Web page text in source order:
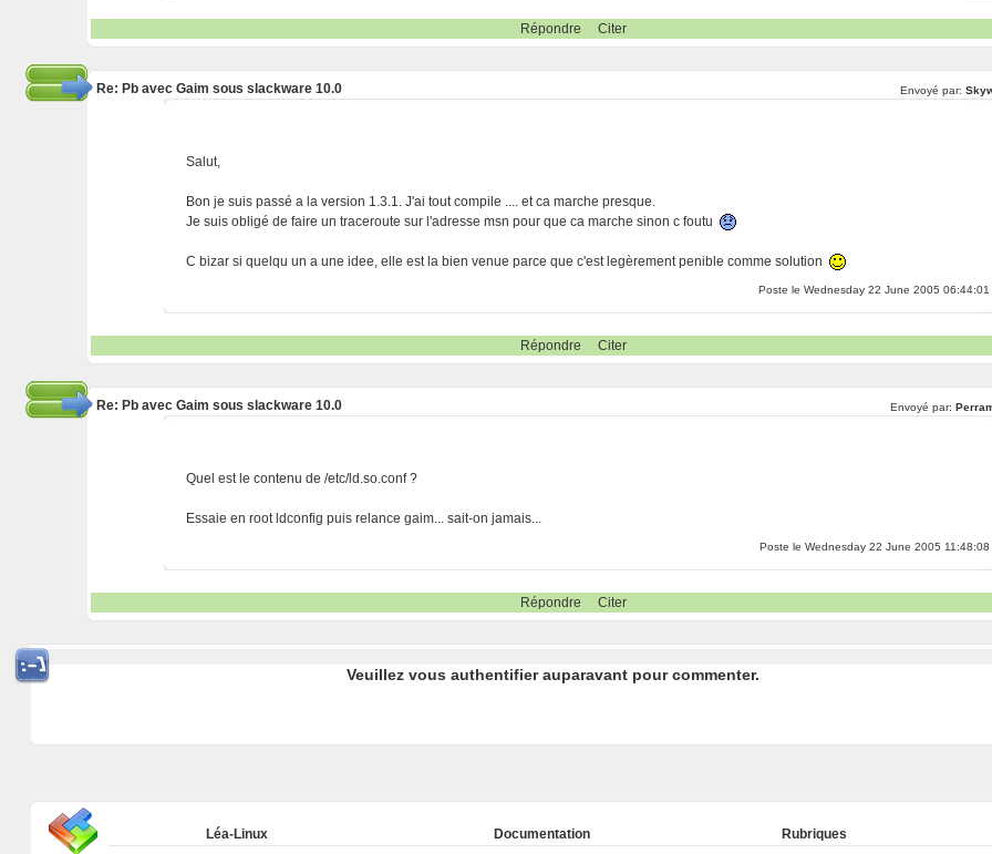
Répondre Citer
Re: Pb avec Gaim sous slackware 10.0 Envoyé par:
Salut,
Bon je suis passé a la version 1.3.1. J'ai tout compile .... et ca marche presque.
Je suis obligé de faire un traceroute sur l'adresse msn pour que ca marche sinon c foutu
C bizar si quelqu un a une idee, elle est la bien venue parce que c'est legèrement penible comme solution
Poste le Wednesday 22 June 2005 06:44:01
Répondre Citer
Re: Pb avec Gaim sous slackware 10.0 Envoyé par:
Quel est le contenu de /etc/ld.so.conf ?
Essaie en root ldconfig puis relance gaim... sait-on jamais...
Poste le Wednesday 22 June 2005 11:48:08
Répondre Citer
Veuillez vous authentifier auparavant pour commenter.
Léa-Linux Documentation Rubriques